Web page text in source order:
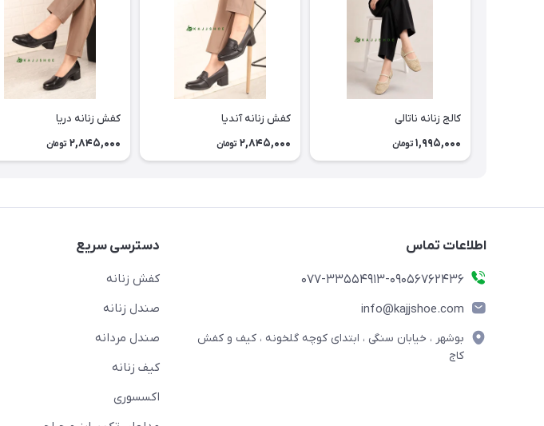
کالج زنانه ناتالی
1,995,000 تومان
کفش زنانه آندیا
2,845,000 تومان
کفش زنانه دریا
2,845,000 تومان
اطلاعات تماس
077-33554913-09056762436
info@kajjshoe.com
بوشهر ، خیابان سنگی ، ابتدای کوچه گلخونه ، کیف و کفش
کاج
دسترسی سریع
کفش زنانه
صندل زنانه
صندل مردانه
کیف زنانه
اکسسوری